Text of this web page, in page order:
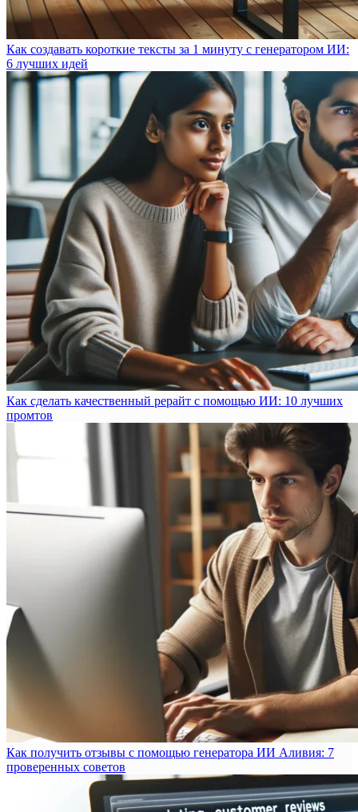
Как создавать короткие тексты за 1 минуту с генератором ИИ:
6 лучших идей
Как сделать качественный рерайт с помощью ИИ: 10 лучших
промтов
Как получить отзывы с помощью генератора ИИ Аливия: 7
проверенных советов